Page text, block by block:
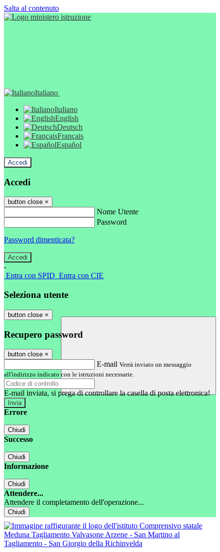
Salta al contenuto
Italiano
Italiano
English
Deutsch
Français
Español
Accedi
Accedi
button close ×
Nome Utente
Password
Password dimenticata?
-
Entra con SPID Entra con CIE
Seleziona utente
button close ×
Recupero password
button close ×
E-mail Verrà inviato un messaggio
all'indirizzo indicato con le istruzioni necessarie.
E-mail inviata, si prega di controllare la casella di posta elettronica!
Errore
Chiudi
Successo
Chiudi
Informazione
Chiudi
Attendere...
Attendere il completamento dell'operazione...
Chiudi